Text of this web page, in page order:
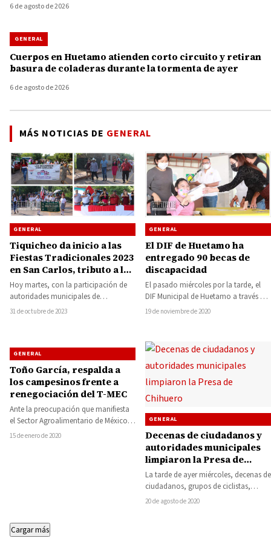
6 de agosto de 2026
GENERAL
Cuerpos en Huetamo atienden corto circuito y retiran
basura de coladeras durante la tormenta de ayer
6 de agosto de 2026
MÁS NOTICIAS DE GENERAL
GENERAL
Tiquicheo da inicio a las
Fiestas Tradicionales 2023
en San Carlos, tributo a la
historia y tradición
Hoy martes, con la participación de
autoridades municipales de
Tiquicheo, encabezadas por la
31 de octubre de 2023
GENERAL
El DIF de Huetamo ha
entregado 90 becas de
discapacidad
El pasado miércoles por la tarde, el
DIF Municipal de Huetamo a través de
su titular Lorena Andrade…
19 de noviembre de 2020
GENERAL
Toño García, respalda a
los campesinos frente a
renegociación del T-MEC
Ante la preocupación que manifiesta
el Sector Agroalimentario de México,
el Senador de la República, Toño
15 de enero de 2020
GENERAL
Decenas de ciudadanos y
autoridades municipales
limpiaron la Presa de
Chihuero
La tarde de ayer miércoles, decenas de
ciudadanos, grupos de ciclistas,
negociaciones locales y autoridades
20 de agosto de 2020
Cargar más